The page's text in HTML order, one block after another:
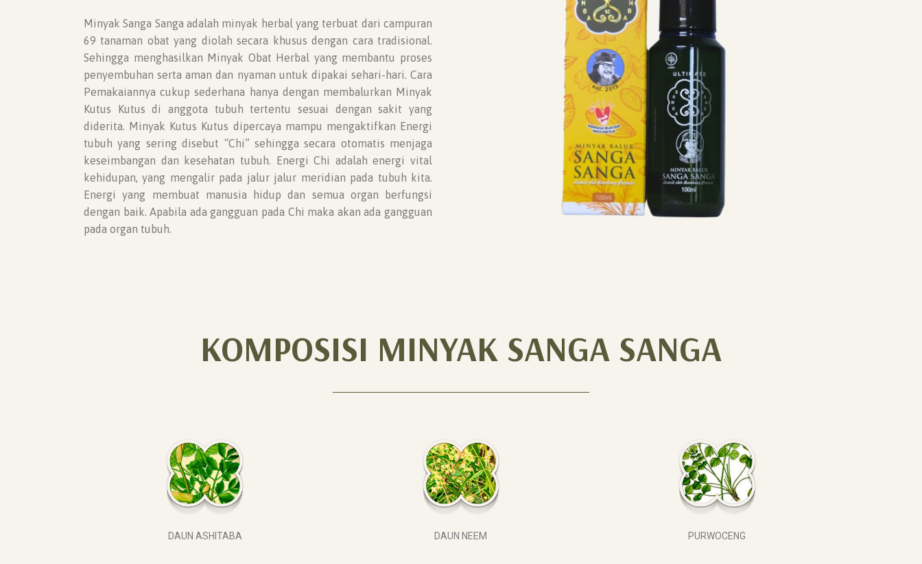
Minyak Sanga Sanga adalah minyak herbal yang terbuat dari campuran
69 tanaman obat yang diolah secara khusus dengan cara tradisional.
Sehingga menghasilkan Minyak Obat Herbal yang membantu proses
penyembuhan serta aman dan nyaman untuk dipakai sehari-hari. Cara
Pemakaiannya cukup sederhana hanya dengan membalurkan Minyak
Kutus Kutus di anggota tubuh tertentu sesuai dengan sakit yang
diderita. Minyak Kutus Kutus dipercaya mampu mengaktifkan Energi
tubuh yang sering disebut “Chi” sehingga secara otomatis menjaga
keseimbangan dan kesehatan tubuh. Energi Chi adalah energi vital
kehidupan, yang mengalir pada jalur jalur meridian pada tubuh kita.
Energi yang membuat manusia hidup dan semua organ berfungsi
dengan baik. Apabila ada gangguan pada Chi maka akan ada gangguan
pada organ tubuh.
KOMPOSISI MINYAK SANGA SANGA
DAUN ASHITABA DAUN NEEM PURWOCENG